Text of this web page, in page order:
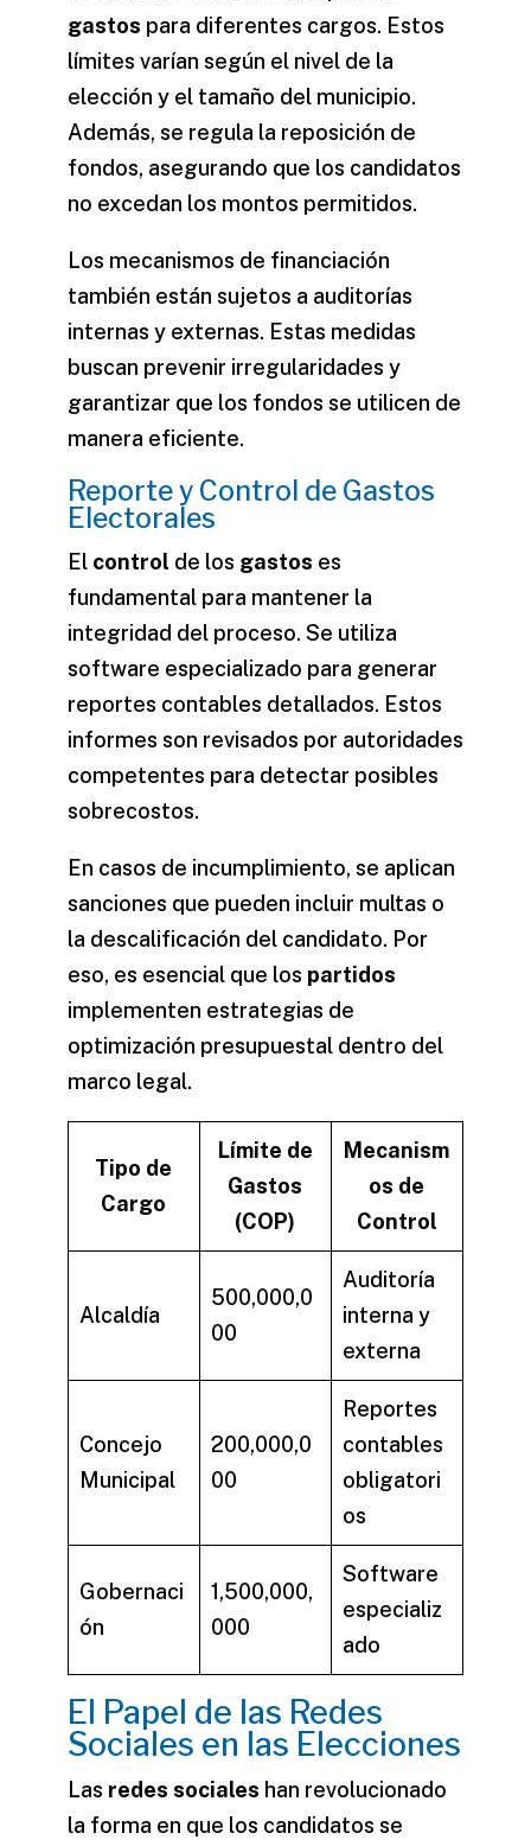
gastos para diferentes cargos. Estos
límites varían según el nivel de la
elección y el tamaño del municipio.
Además, se regula la reposición de
fondos, asegurando que los candidatos
no excedan los montos permitidos.
Los mecanismos de financiación
también están sujetos a auditorías
internas y externas. Estas medidas
buscan prevenir irregularidades y
garantizar que los fondos se utilicen de
manera eficiente.
Reporte y Control de Gastos
Electorales
El control de los gastos es
fundamental para mantener la
integridad del proceso. Se utiliza
software especializado para generar
reportes contables detallados. Estos
informes son revisados por autoridades
competentes para detectar posibles
sobrecostos.
En casos de incumplimiento, se aplican
sanciones que pueden incluir multas o
la descalificación del candidato. Por
eso, es esencial que los partidos
implementen estrategias de
optimización presupuestal dentro del
marco legal.
Tipo de
Cargo
Límite de
Gastos
(COP)
Mecanism
os de
Control
Alcaldía
500,000,0
00
Auditoría
interna y
externa
Concejo
Municipal
200,000,0
00
Reportes
contables
obligatori
os
Gobernaci
ón
1,500,000,
000
Software
especializ
ado
El Papel de las Redes
Sociales en las Elecciones
Las redes sociales han revolucionado
la forma en que los candidatos se